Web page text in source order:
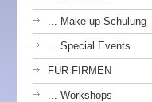
... Make-up Schulung
... Special Events
FÜR FIRMEN
... Workshops